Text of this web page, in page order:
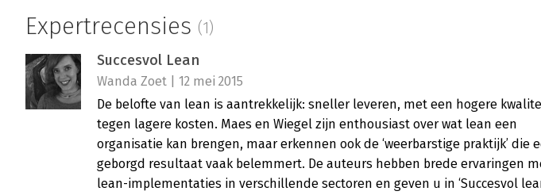
Expertrecensies (1)
Succesvol Lean
Wanda Zoet | 12 mei 2015
De belofte van lean is aantrekkelijk: sneller leveren, met een hogere
tegen lagere kosten. Maes en Wiegel zijn enthousiast over wat lean een
organisatie kan brengen, maar erkennen ook de ‘weerbarstige praktijk’ die
geborgd resultaat vaak belemmert. De auteurs hebben brede ervaringen
lean-implementaties in verschillende sectoren en geven u in ‘Succesvol